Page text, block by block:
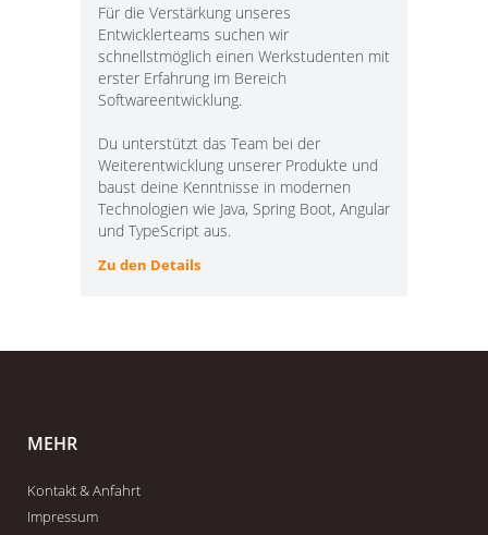
Für die Verstärkung unseres
Entwicklerteams suchen wir
schnellstmöglich einen Werkstudenten mit
erster Erfahrung im Bereich
Softwareentwicklung.
Du unterstützt das Team bei der
Weiterentwicklung unserer Produkte und
baust deine Kenntnisse in modernen
Technologien wie Java, Spring Boot, Angular
und TypeScript aus.
Zu den Details
MEHR
Kontakt & Anfahrt
Impressum